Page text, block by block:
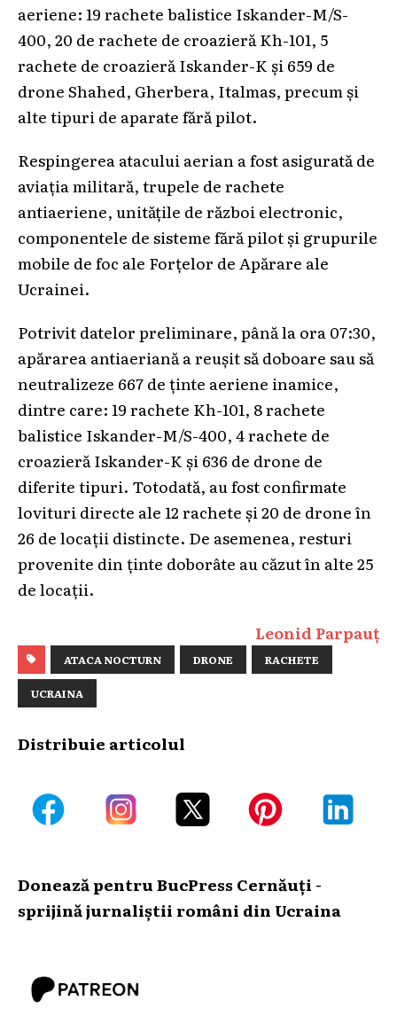
aeriene: 19 rachete balistice Iskander-M/S-
400, 20 de rachete de croazieră Kh-101, 5
rachete de croazieră Iskander-K și 659 de
drone Shahed, Gherbera, Italmas, precum și
alte tipuri de aparate fără pilot.
Respingerea atacului aerian a fost asigurată de
aviația militară, trupele de rachete
antiaeriene, unitățile de război electronic,
componentele de sisteme fără pilot și grupurile
mobile de foc ale Forțelor de Apărare ale
Ucrainei.
Potrivit datelor preliminare, până la ora 07:30,
apărarea antiaeriană a reușit să doboare sau să
neutralizeze 667 de ținte aeriene inamice,
dintre care: 19 rachete Kh-101, 8 rachete
balistice Iskander-M/S-400, 4 rachete de
croazieră Iskander-K și 636 de drone de
diferite tipuri. Totodată, au fost confirmate
lovituri directe ale 12 rachete și 20 de drone în
26 de locații distincte. De asemenea, resturi
provenite din ținte doborâte au căzut în alte 25
de locații.
Leonid Parpauț
ATACA NOCTURN DRONE RACHETE
UCRAINA
Distribuie articolul
Donează pentru BucPress Cernăuți -
sprijină jurnaliștii români din Ucraina